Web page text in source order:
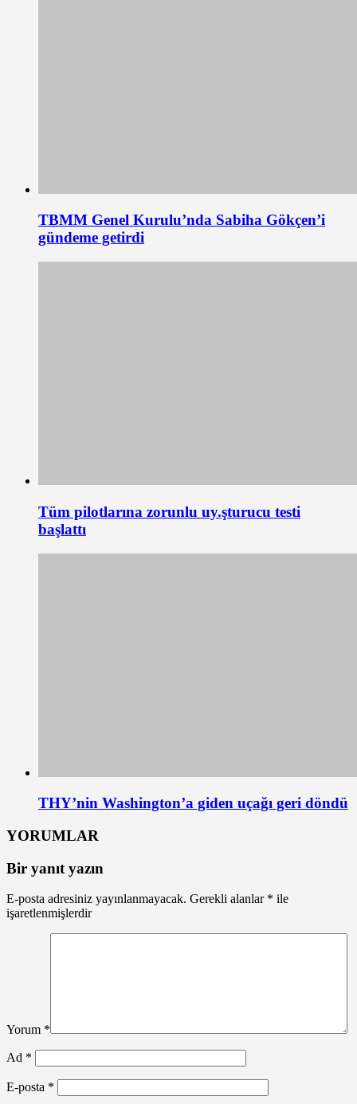
TBMM Genel Kurulu’nda Sabiha Gökçen’i
gündeme getirdi
Tüm pilotlarına zorunlu uy.şturucu testi
başlattı
THY’nin Washington’a giden uçağı geri döndü
YORUMLAR
Bir yanıt yazın
E-posta adresiniz yayınlanmayacak. Gerekli alanlar * ile
işaretlenmişlerdir
Yorum *
Ad *
E-posta *